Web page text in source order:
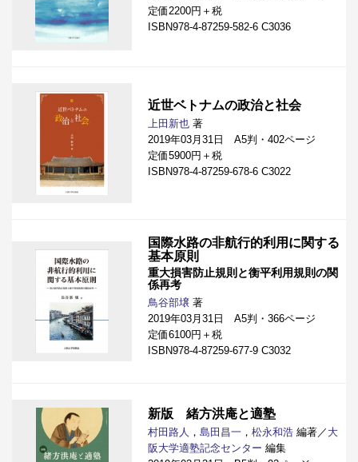
定価2200円＋税
ISBN978-4-87259-582-6 C3036
近世ベトナムの政治と社会
上田新也 著
2019年03月31日 A5判・402ページ
定価5900円＋税
ISBN978-4-87259-678-6 C3022
国際水路の非航行的利用に関する
基本原則
重大損害防止規則と衡平利用規則の関
係再考
鳥谷部壌 著
2019年03月31日 A5判・366ページ
定価6100円＋税
ISBN978-4-87259-677-9 C3032
新版 緒方洪庵と適塾
村田路人 ， 島田昌一 ， 松永和浩 編著／ 大
阪大学適塾記念センター 編集